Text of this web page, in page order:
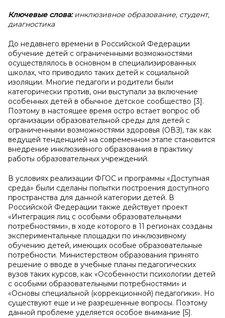
Ключевые слова:инклюзивное образование, студент,
диагностика
До недавнего времени в Российской Федерации
обучение детей с ограниченными возможностями
осуществлялось в основном в специализированных
школах, что приводило таких детей к социальной
изоляции. Многие педагоги и родители были
категорически против, они выступали за включение
особенных детей в обычное детское сообщество [3].
Поэтому в настоящее время остро встает вопрос об
организации образовательной среды для детей с
ограниченными возможностями здоровья (ОВЗ), так как
ведущей тенденцией на современном этапе становится
внедрение инклюзивного образования в практику
работы образовательных учреждений.
В условиях реализации ФГОС и программы «Доступная
среда» были сделаны попытки построения доступного
пространства для данной категории детей. В
Российской Федерации также действует проект
«Интеграция лиц с особыми образовательными
потребностями», в ходе которого в 11 регионах созданы
экспериментальные площадки по инклюзивному
обучению детей, имеющих особые образовательные
потребности. Министерством образования принято
решение о вводе в учебные планы педагогических
вузов таких курсов, как «Особенности психологии детей
с особыми образовательными потребностями» и
«Основы специальной (коррекционной) педагогики». Но
существуют еще и не разрешенные вопросы. Поэтому
данной проблеме уделяется особое внимание [5].